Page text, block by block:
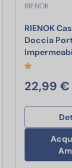
Musica e
RIENOK
RIENOK
Doccia
22,99 €